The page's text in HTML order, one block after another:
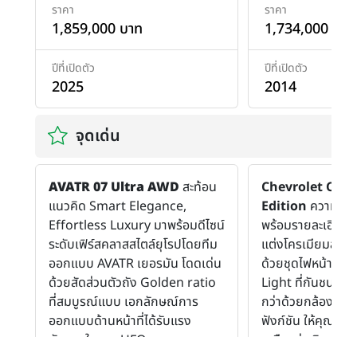
ราคา
1,859,000 บาท
ปีที่เปิดตัว
2025
ราคา
1,734,000 บาท
ปีที่เปิดตัว
2014
จุดเด่น
AVATR 07 Ultra AWD สะท้อน
แนวคิด Smart Elegance,
Effortless Luxury มาพร้อมดีไซน์
ระดับเฟิร์สคลาสสไตล์ยุโรปโดยทีม
ออกแบบ AVATR เยอรมัน โดดเด่น
ด้วยสัดส่วนตัวถัง Golden ratio
ที่สมบูรณ์แบบ เอกลักษณ์การ
ออกแบบด้านหน้าที่ได้รับแรง
Chevrolet
Edition ความเห
พร้อมรายละเอีย
แต่งโครเมียมสไต
ด้วยชุดไฟหน้า
Light ที่กันชนหน้า
กว่าด้วยกล้องมอ
ฟังก์ชัน ให้คุณสร้า